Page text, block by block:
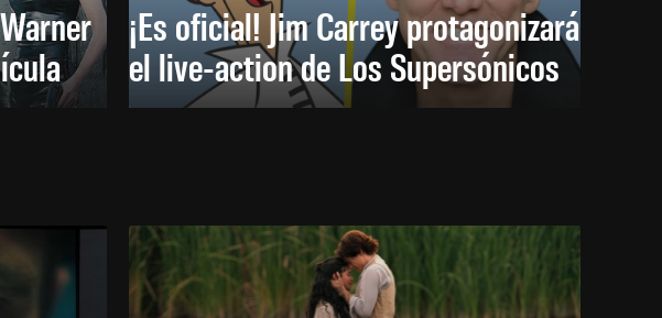
¡Es oficial! Jim Carrey protagonizará
el live-action de Los Supersónicos